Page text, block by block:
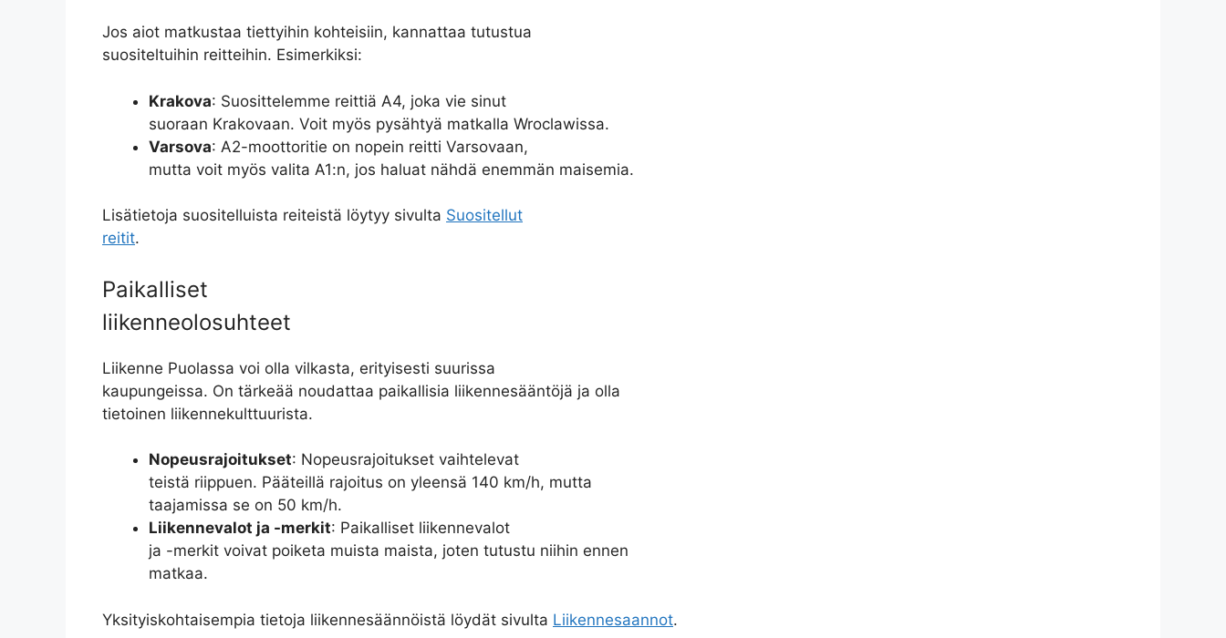
Jos aiot matkustaa tiettyihin kohteisiin, kannattaa tutustua
suositeltuihin reitteihin. Esimerkiksi:
Krakova: Suosittelemme reittiä A4, joka vie sinut
suoraan Krakovaan. Voit myös pysähtyä matkalla Wroclawissa.
Varsova: A2-moottoritie on nopein reitti Varsovaan,
mutta voit myös valita A1:n, jos haluat nähdä enemmän maisemia.
Lisätietoja suositelluista reiteistä löytyy sivulta Suositellut
reitit.
Paikalliset
liikenneolosuhteet
Liikenne Puolassa voi olla vilkasta, erityisesti suurissa
kaupungeissa. On tärkeää noudattaa paikallisia liikennesääntöjä ja olla
tietoinen liikennekulttuurista.
Nopeusrajoitukset: Nopeusrajoitukset vaihtelevat
teistä riippuen. Pääteillä rajoitus on yleensä 140 km/h, mutta
taajamissa se on 50 km/h.
Liikennevalot ja -merkit: Paikalliset liikennevalot
ja -merkit voivat poiketa muista maista, joten tutustu niihin ennen
matkaa.
Yksityiskohtaisempia tietoja liikennesäännöistä löydät sivulta Liikennesaannot.